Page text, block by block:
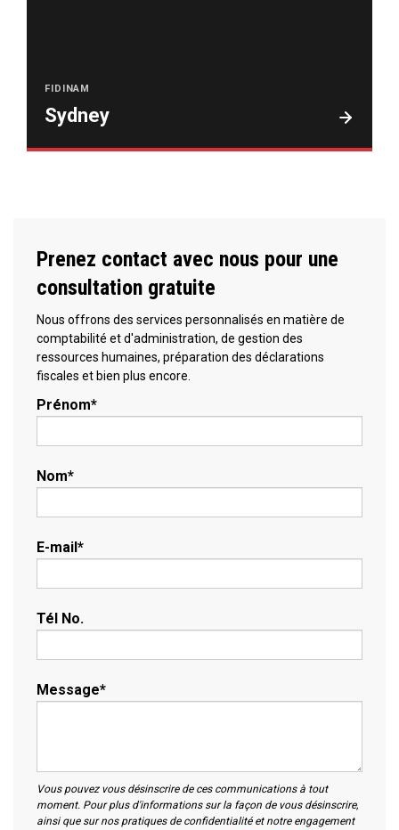
FIDINAM
Sydney
Prenez contact avec nous pour une
consultation gratuite
Nous offrons des services personnalisés en matière de
comptabilité et d'administration, de gestion des
ressources humaines, préparation des déclarations
fiscales et bien plus encore.
Prénom*
Nom*
E-mail*
Tél No.
Message*
Vous pouvez vous désinscrire de ces communications à tout
moment. Pour plus d'informations sur la façon de vous désinscrire,
ainsi que sur nos pratiques de confidentialité et notre engagement